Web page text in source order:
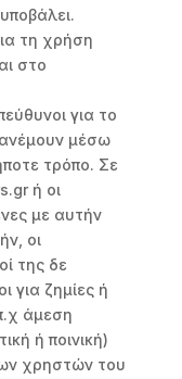
τη χρήση
στο
για το
μέσω
τρόπο. Σε
ή οι
με αυτήν
οι
της δε
για ζημίες ή
άμεση
ή ποινική)
χρηστών του